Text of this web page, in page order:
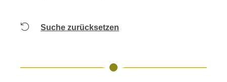
Suche zurücksetzen